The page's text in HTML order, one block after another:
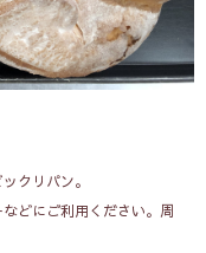
クリパン。
どにご利用ください。周